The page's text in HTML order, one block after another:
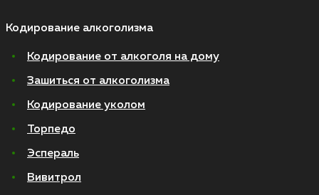
Кодирование алкоголизма
Кодирование от алкоголя на дому
Зашиться от алкоголизма
Кодирование уколом
Торпедо
Эспераль
Вивитрол